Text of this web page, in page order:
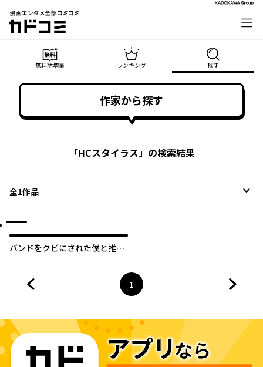
漫画エンタメ全部コミコミ
カドコミ
無料話増量 ランキング 探す
作家から探す
「HCスタイラス」の検索結果
全1作品
バンドをクビにされた僕と推し
ページ
1
へ